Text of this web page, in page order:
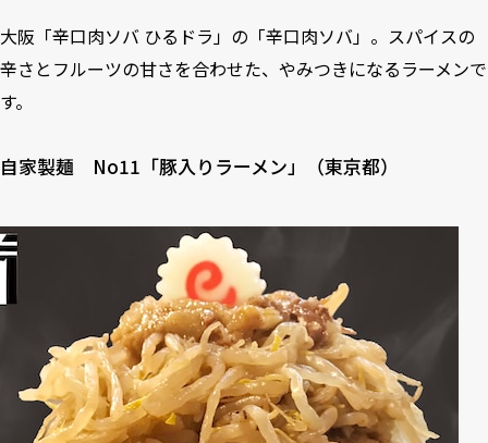
大阪「辛口肉ソバ ひるドラ」の「辛口肉ソバ」。スパイスの
辛さとフルーツの甘さを合わせた、やみつきになるラーメンで
す。
自家製麺 No11「豚入りラーメン」（東京都）